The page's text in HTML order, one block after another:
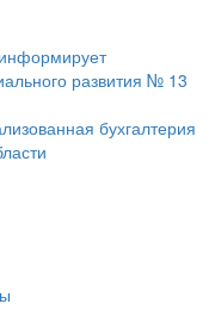
развития № 13
бухгалтерия